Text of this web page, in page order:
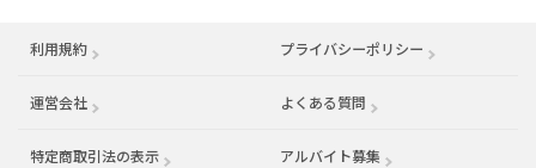
利用規約 プライバシーポリシー
運営会社 （別ウィンドウで開く） よくある質問
特定商取引法の表示 アルバイト募集 （別ウィンドウで開く